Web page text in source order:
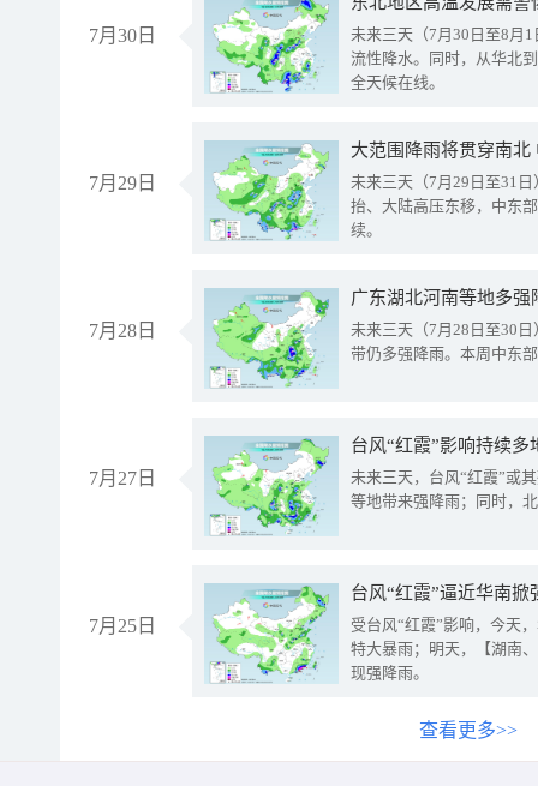
7月30日
未来三天（7月30日至8月
流性降水。同时，从华北
全天候在线。
7月29日
大范围降雨将贯穿南
未来三天（7月29日至31
抬、大陆高压东移，中东
续。
7月28日
广东湖北河南等地多
未来三天（7月28日至30
带仍多强降雨。本周中东
7月27日
台风“红霞”影响持续
未来三天，台风“红霞”或
等地带来强降雨；同时，
7月25日
台风“红霞”逼近华南
受台风“红霞”影响，今天
特大暴雨；明天，【湖南
现强降雨。
查看更多>>